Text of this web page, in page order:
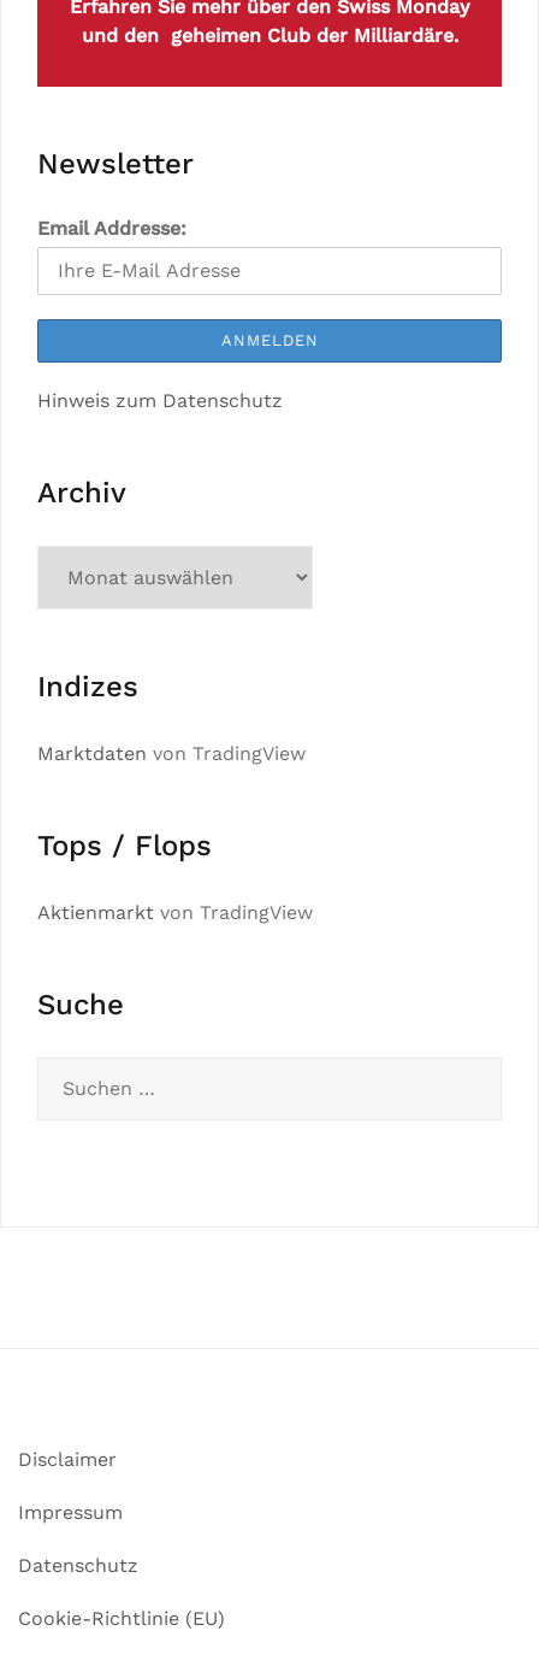
Erfahren Sie mehr über den Swiss Monday
und den geheimen Club der Milliardäre.
Newsletter
Email Addresse:
Hinweis zum Datenschutz
Archiv
Indizes
Marktdaten von TradingView
Tops / Flops
Aktienmarkt von TradingView
Suche
Disclaimer
Impressum
Datenschutz
Cookie-Richtlinie (EU)